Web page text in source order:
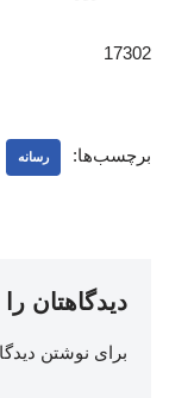
17302
برچسب‌ها: رسانه
دیدگاهتان
برای نوشتن